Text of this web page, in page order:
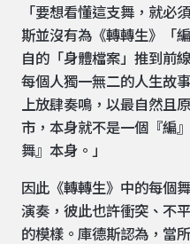
「要想看懂這支舞，就必
斯並沒有為《轉轉生》「
自的「身體檔案」推到前
每個人獨一無二的人生故
上放肆奏鳴，以最自然且
市，本身就不是一個『編
舞』本身。」
因此《轉轉生》中的每個
演奏，彼此也許衝突、不
的模樣。庫德斯認為，當